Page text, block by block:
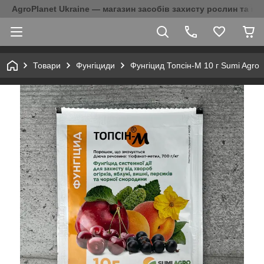
AgroPlanet Ukraine — магазин засобів захисту рослин та
Товари Фунгіциди Фунгіцид Топсін-М 10 г Sumi Agro